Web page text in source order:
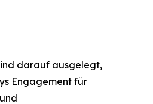
darauf ausgelegt,
Engagement für